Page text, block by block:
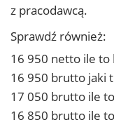
z pracodawcą.
Sprawdź również:
16 950 netto ile
16 950 brutto jaki
17 050 brutto ile
16 850 brutto ile